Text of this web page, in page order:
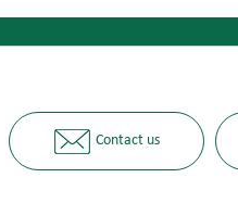
Contact us